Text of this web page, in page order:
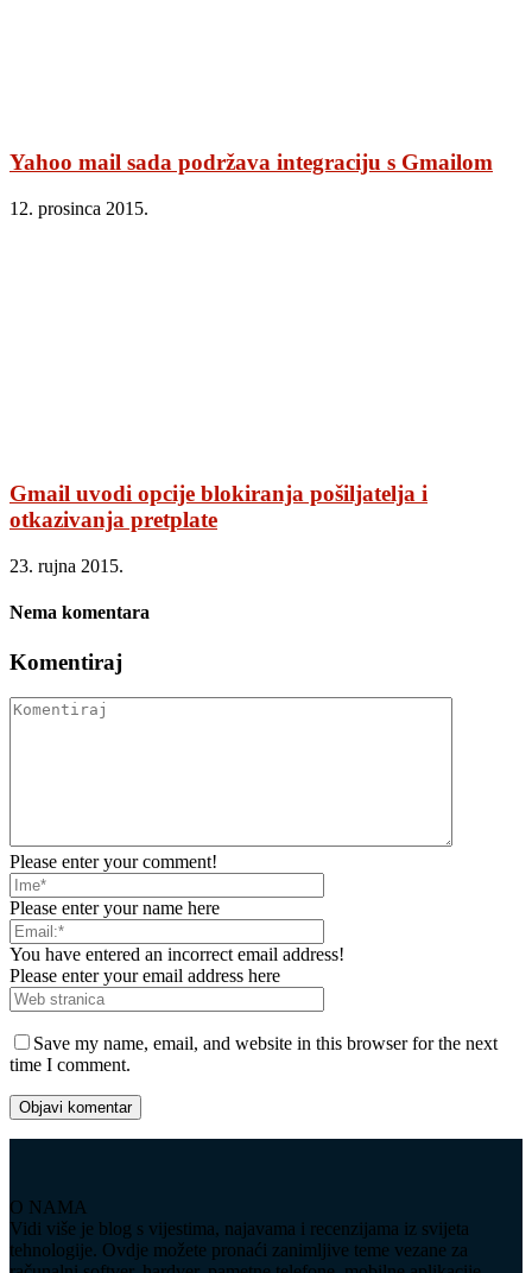
Yahoo mail sada podržava integraciju s Gmailom
12. prosinca 2015.
Gmail uvodi opcije blokiranja pošiljatelja i
otkazivanja pretplate
23. rujna 2015.
Nema komentara
Komentiraj
Please enter your comment!
Please enter your name here
You have entered an incorrect email address!
Please enter your email address here
Save my name, email, and website in this browser for the next
time I comment.
O NAMA
Vidi više je blog s vijestima, najavama i recenzijama iz svijeta
tehnologije. Ovdje možete pronaći zanimljive teme vezane za